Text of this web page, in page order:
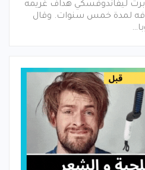
ليفاندوفسكي هداف غريمه
لمدة خمس سنوات. وقال